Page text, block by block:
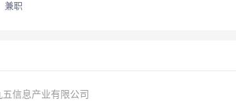
兼职
信息产业有限公司